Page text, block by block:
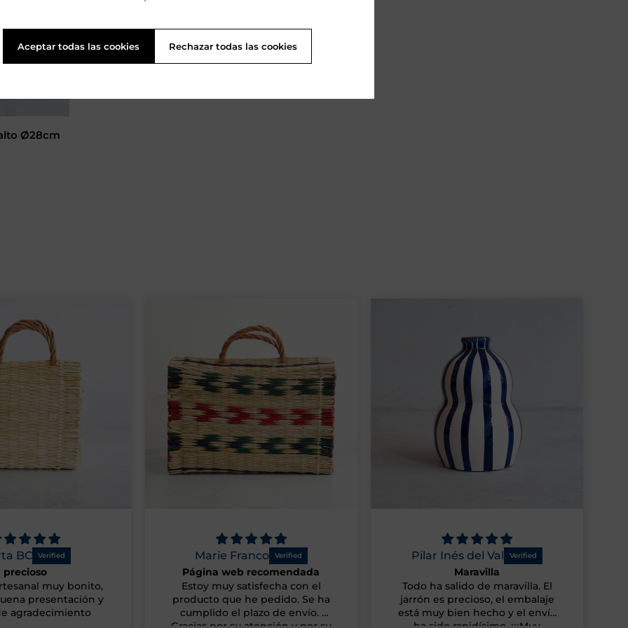
Ø28cm
Franco
recomendada
satisfecha con el
he pedido. Se ha
el plazo de envío.
Pilar Inés del Val
Maravilla
Todo ha salido de maravilla. El
jarrón es precioso, el embalaje
está muy bien hecho y el envío
Anónimo
Excelente calidad y
Excelente calidad y diseño
Aceptar todas las cookies Rechazar todas las cookies